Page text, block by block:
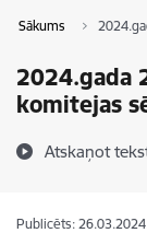
Sākums
2024.gada
komitejas
Atskaņot
Publicēts: